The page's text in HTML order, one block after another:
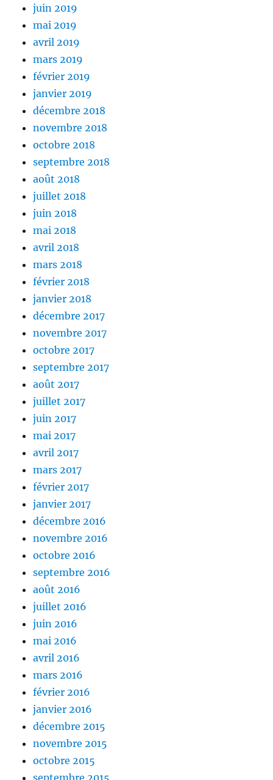
juin 2019
mai 2019
avril 2019
mars 2019
février 2019
janvier 2019
décembre 2018
novembre 2018
octobre 2018
septembre 2018
août 2018
juillet 2018
juin 2018
mai 2018
avril 2018
mars 2018
février 2018
janvier 2018
décembre 2017
novembre 2017
octobre 2017
septembre 2017
août 2017
juillet 2017
juin 2017
mai 2017
avril 2017
mars 2017
février 2017
janvier 2017
décembre 2016
novembre 2016
octobre 2016
septembre 2016
août 2016
juillet 2016
juin 2016
mai 2016
avril 2016
mars 2016
février 2016
janvier 2016
décembre 2015
novembre 2015
octobre 2015